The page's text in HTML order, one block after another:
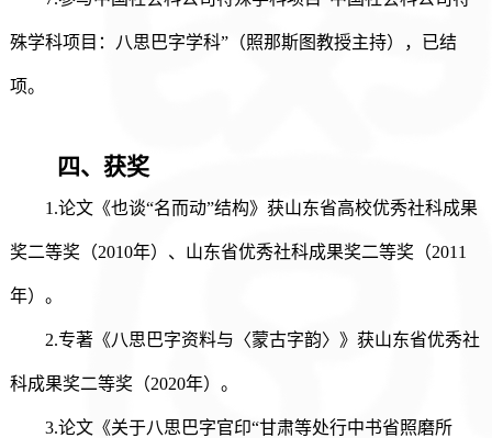
殊学科项目：八思巴字学科”（照那斯图教授主持），已结
项。
四、 获奖
1.论文《也谈“名而动”结构》获山东省高校优秀社科成果
奖二等奖 （2010年） 、山东省优秀社科成果奖二等奖（2011
年）。
2.专著《八思巴字资料与〈蒙古字韵〉》获山东省优秀社
科成果奖二等奖（2020年）。
3.论文《关于八思巴字官印“甘肃等处行中书省照磨所